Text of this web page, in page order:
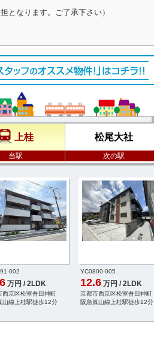
となります。ご了承下さい）
上桂
当駅
松尾大社
次の駅
002
万円 / 2LDK
西京区松室吾田神町
山線上桂駅徒歩12分
YC0800-005
12.6 万円 / 2LDK
京都市西京区松室吾田神町
阪急嵐山線上桂駅徒歩12分